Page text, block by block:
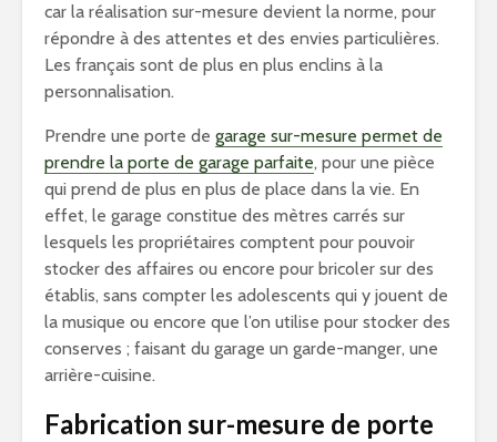
car la réalisation sur-mesure devient la norme, pour
répondre à des attentes et des envies particulières.
Les français sont de plus en plus enclins à la
personnalisation.
Prendre une porte de garage sur-mesure permet de
prendre la porte de garage parfaite, pour une pièce
qui prend de plus en plus de place dans la vie. En
effet, le garage constitue des mètres carrés sur
lesquels les propriétaires comptent pour pouvoir
stocker des affaires ou encore pour bricoler sur des
établis, sans compter les adolescents qui y jouent de
la musique ou encore que l’on utilise pour stocker des
conserves ; faisant du garage un garde-manger, une
arrière-cuisine.
Fabrication sur-mesure de porte